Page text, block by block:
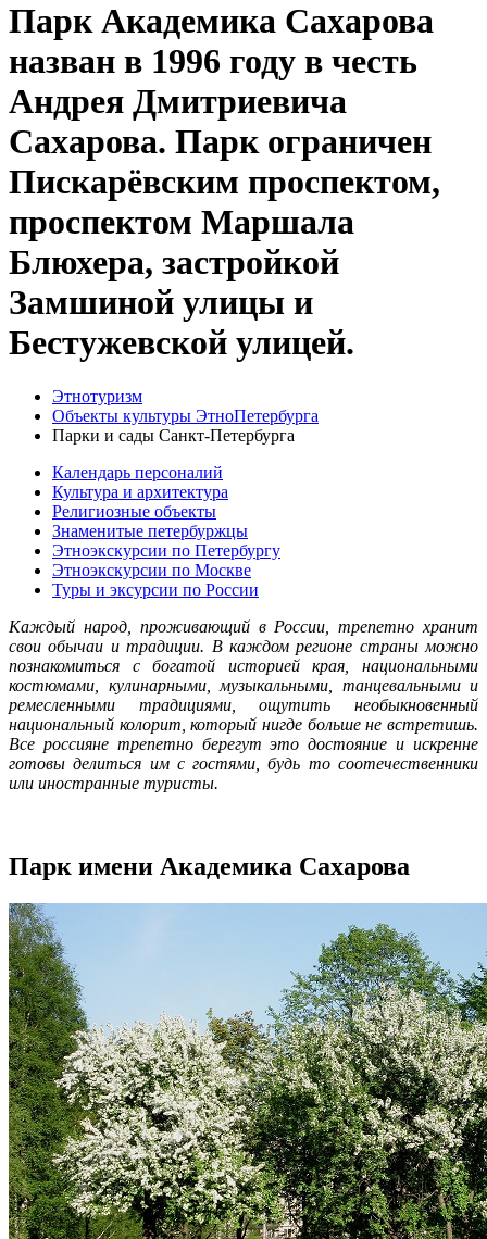
Парк Академика Сахарова
назван в 1996 году в честь
Андрея Дмитриевича
Сахарова. Парк ограничен
Пискарёвским проспектом,
проспектом Маршала
Блюхера, застройкой
Замшиной улицы и
Бестужевской улицей.
Этнотуризм
Объекты культуры ЭтноПетербурга
Парки и сады Санкт-Петербурга
Календарь персоналий
Культура и архитектура
Религиозные объекты
Знаменитые петербуржцы
Этноэкскурсии по Петербургу
Этноэкскурсии по Москве
Туры и эксурсии по России
Каждый народ, проживающий в России, трепетно хранит
свои обычаи и традиции. В каждом регионе страны можно
познакомиться с богатой историей края, национальными
костюмами, кулинарными, музыкальными, танцевальными и
ремесленными традициями, ощутить необыкновенный
национальный колорит, который нигде больше не встретишь.
Все россияне трепетно берегут это достояние и искренне
готовы делиться им с гостями, будь то соотечественники
или иностранные туристы.
Парк имени Академика Сахарова